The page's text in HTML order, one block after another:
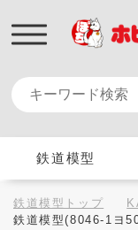
鉄道模型
鉄道模型トップ
鉄道模型(8046-1ヨ